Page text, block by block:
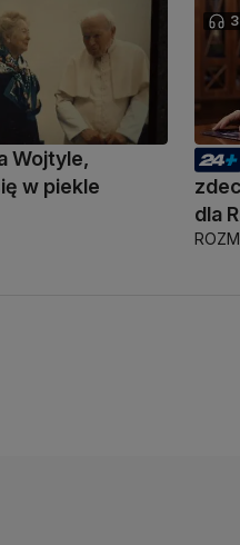
Wojtyle,
w piekle
dla